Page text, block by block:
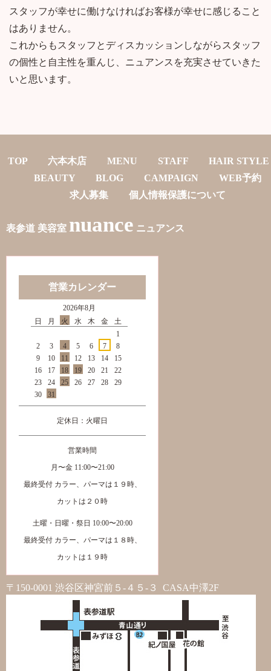
スタッフが幸せに働けなければお客様が幸せに感じること
はありません。
これからもスタッフとディスカッションしながらスタッフ
の個性と自主性を重んじ、ニュアンスを充実させていきた
いと思います。
TOP 六本木店 MENU STAFF
HAIR STYLE
BEAUTY
BLOG CAMPAIGN
WEB予約
求人募集
個人情報保護について
表参道 美容室 nuance ニュアンス
営業カレンダー
2026年8月
日
月 火 水 木 金
土
1
2
3 4 5 6 7
8
9
10 11 12 13 14
15
16
17 18 19 20 21
22
23
24 25 26 27 28
29
30
31
定休日：火曜日
営業時間
月〜金 11:00〜21:00
最終受付 カラー、パーマは１９時、
カットは２０時
土曜・日曜・祭日 10:00〜20:00
最終受付 カラー、パーマは１８時、
カットは１９時
〒150-0001 渋谷区神宮前５-４５-３ CASA中澤2F